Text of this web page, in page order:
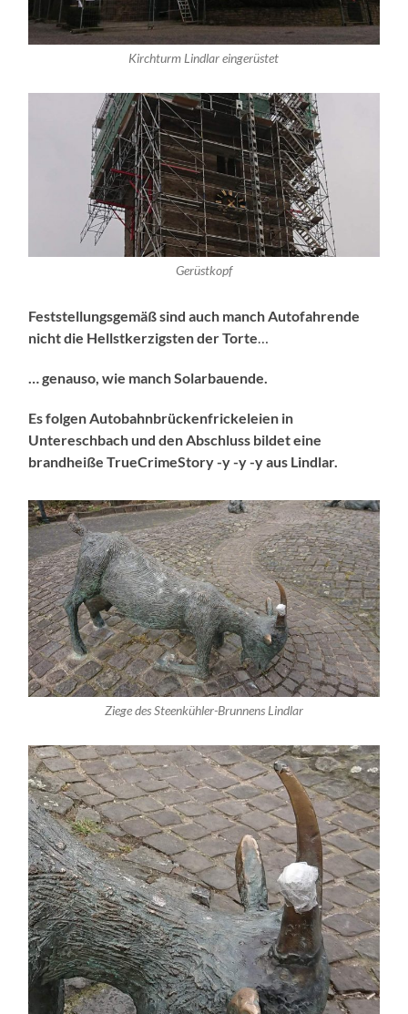
Kirchturm Lindlar eingerüstet
Gerüstkopf
Feststellungsgemäß sind auch manch Autofahrende
nicht die Hellstkerzigsten der Torte…
… genauso, wie manch Solarbauende.
Es folgen Autobahnbrückenfrickeleien in
Untereschbach und den Abschluss bildet eine
brandheiße TrueCrimeStory -y -y -y aus Lindlar.
Ziege des Steenkühler-Brunnens Lindlar